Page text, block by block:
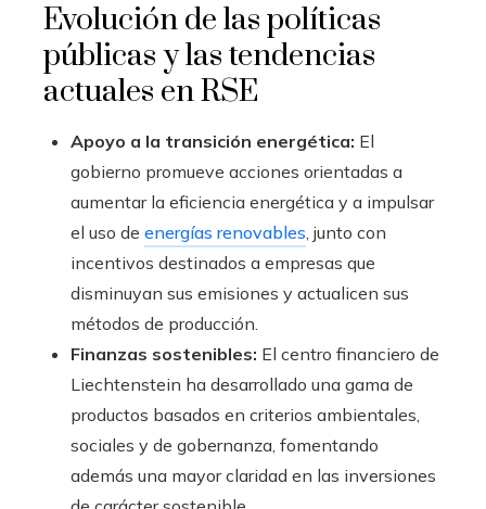
Evolución de las políticas
públicas y las tendencias
actuales en RSE
Apoyo a la transición energética: El
gobierno promueve acciones orientadas a
aumentar la eficiencia energética y a impulsar
el uso de energías renovables, junto con
incentivos destinados a empresas que
disminuyan sus emisiones y actualicen sus
métodos de producción.
Finanzas sostenibles: El centro financiero de
Liechtenstein ha desarrollado una gama de
productos basados en criterios ambientales,
sociales y de gobernanza, fomentando
además una mayor claridad en las inversiones